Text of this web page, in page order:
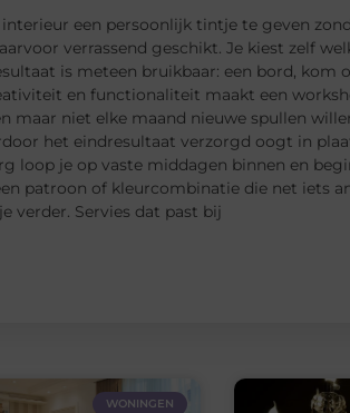
een persoonlijk tintje te geven
verrassend geschikt. Je kiest zelf
is meteen bruikbaar: een bord, kom
en functionaliteit maakt een
niet elke maand nieuwe spullen
het eindresultaat verzorgd oogt in
loop je op vaste middagen binnen en
patroon of kleurcombinatie die net iets
verder. Servies dat past bij
WONINGEN